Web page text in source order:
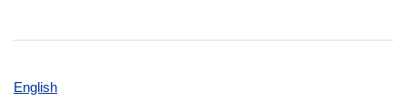
English